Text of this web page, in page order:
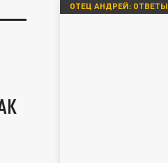
ОТЕЦ АНДРЕЙ: ОТВЕТЫ